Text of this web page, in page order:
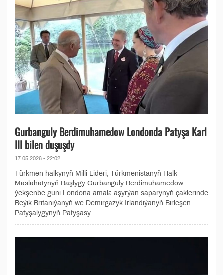
Gurbanguly Berdimuhamedow Londonda Patyşa Karl
III bilen duşuşdy
17.05.2026 - 22:02
Türkmen halkynyň Milli Lideri, Türkmenistanyň Halk
Maslahatynyň Başlygy Gurbanguly Berdimuhamedow
ýekşenbe güni Londona amala aşyrýan saparynyň çäklerinde
Beýik Britaniýanyň we Demirgazyk Irlandiýanyň Birleşen
Patyşalygynyň Patyşasy...